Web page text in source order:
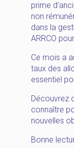
prime
non
dans la
ARRCO
Ce mois a
taux des
essentiel
Découvrez
connaître
nouvelles
Bonne